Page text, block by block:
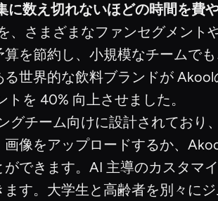
数え切れないほどの時間を費
、さまざまなファンセグメント
を節約し、小規模なチームで
世界的な飲料ブランドが Akool
を 40% 向上させました。
チーム向けに設計されており
像をアップロードするか、
できます。AI 主導のカスタマ
す。大学生と高齢者を別々に